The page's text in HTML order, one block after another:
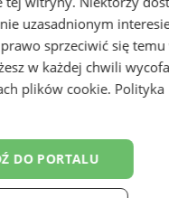
uzasadnionym
sprzeciwić się temu
w każdej chwili
plików cookie. Polityka
DO PORTALU